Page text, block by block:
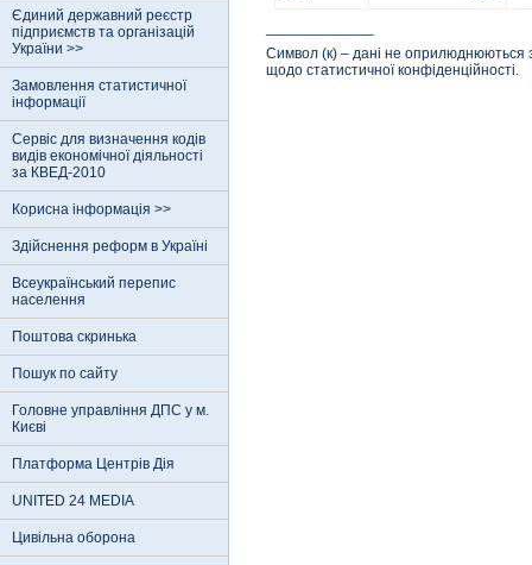
Єдиний державний реєстр
пiдприємств та органiзацiй
України >>
Замовлення статистичної
інформації
Сервіс для визначення кодів
видів економічної діяльності
за КВЕД-2010
Корисна інформація >>
Здійснення реформ в Україні
Всеукраїнський перепис
населення
Поштова скринька
Пошук по сайту
Головне управління ДПС у м.
Києві
Платформа Центрів Дія
UNITED 24 MEDIA
Цивільна оборона
Символ (к) – дані не оприлюднюються
щодо статистичної конфіденційності.